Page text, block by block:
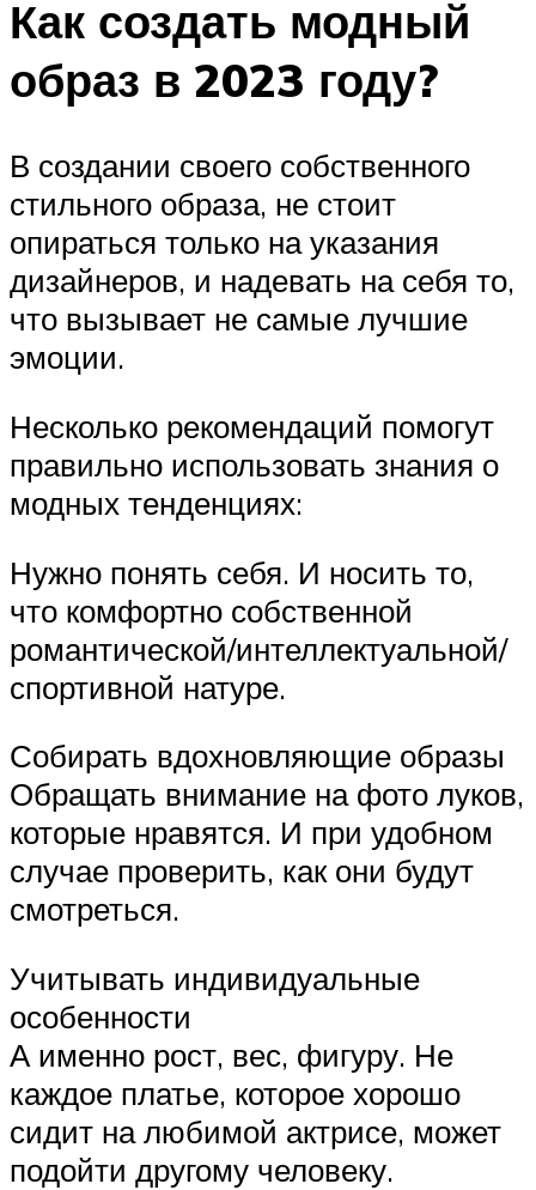
Как создать модный
образ в 2023 году?
В создании своего собственного
стильного образа, не стоит
опираться только на указания
дизайнеров, и надевать на себя то,
что вызывает не самые лучшие
эмоции.
Несколько рекомендаций помогут
правильно использовать знания о
модных тенденциях:
Нужно понять себя. И носить то,
что комфортно собственной
романтической/интеллектуальной/
спортивной натуре.
Собирать вдохновляющие образы
Обращать внимание на фото луков,
которые нравятся. И при удобном
случае проверить, как они будут
смотреться.
Учитывать индивидуальные
особенности
А именно рост, вес, фигуру. Не
каждое платье, которое хорошо
сидит на любимой актрисе, может
подойти другому человеку.